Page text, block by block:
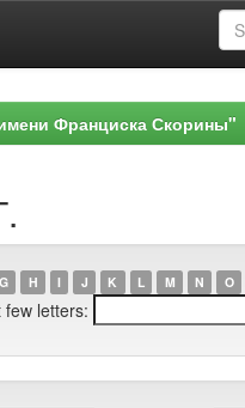
Франциска Скорины"
G H I J K L M N O
letters: